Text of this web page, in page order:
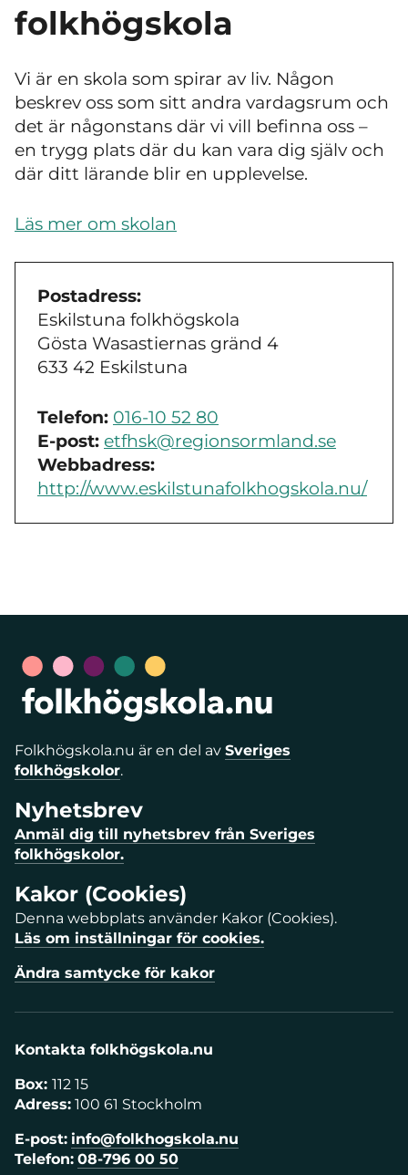
folkhögskola
Vi är en skola som spirar av liv. Någon
beskrev oss som sitt andra vardagsrum och
det är någonstans där vi vill befinna oss –
en trygg plats där du kan vara dig själv och
där ditt lärande blir en upplevelse.
Läs mer om skolan
Postadress:
Eskilstuna folkhögskola
Gösta Wasastiernas gränd 4
633 42 Eskilstuna
Telefon: 016-10 52 80
E-post: etfhsk@regionsormland.se
Webbadress:
http://www.eskilstunafolkhogskola.nu/
Folkhögskola.nu är en del av Sveriges
folkhögskolor.
Nyhetsbrev
Anmäl dig till nyhetsbrev från Sveriges
folkhögskolor.
Kakor (Cookies)
Denna webbplats använder Kakor (Cookies).
Läs om inställningar för cookies.
Ändra samtycke för kakor
Kontakta folkhögskola.nu
Box: 112 15
Adress: 100 61 Stockholm
E-post: info@folkhogskola.nu
Telefon: 08-796 00 50